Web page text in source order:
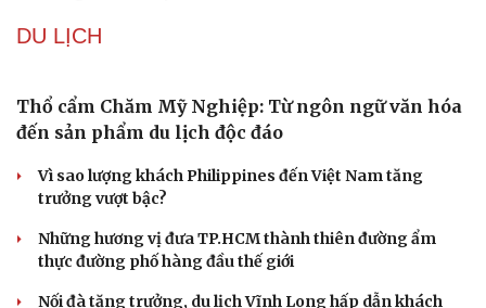
Tinh hoa võ Việt: Từ miền đất võ vươn ra thế giới
“Spider-Man: Brand New Day” dẫn đầu doanh số phòng
vé Mỹ